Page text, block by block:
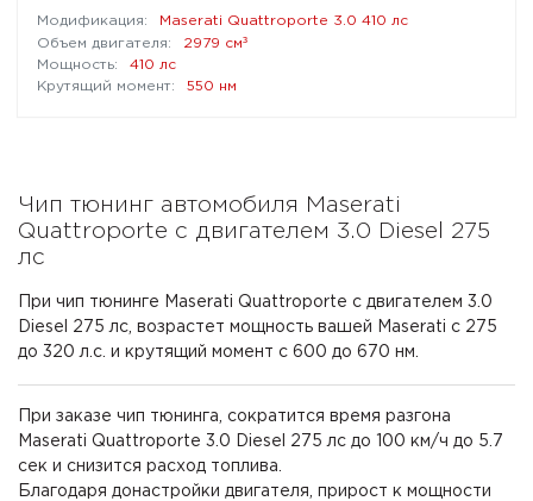
Maserati Quattroporte 3.0 410 лс
2979 см³
410 лс
550 нм
Чип тюнинг автомобиля Maserati
Quattroporte с двигателем 3.0 Diesel 275
лс
При чип тюнинге Maserati Quattroporte с двигателем 3.0
Diesel 275 лс, возрастет мощность вашей Maserati с 275
до 320 л.с. и крутящий момент с 600 до 670 нм.
При заказе чип тюнинга, сократится время разгона
Maserati Quattroporte 3.0 Diesel 275 лс до 100 км/ч до 5.7
сек и снизится расход топлива.
Благодаря донастройки двигателя, прирост к мощности